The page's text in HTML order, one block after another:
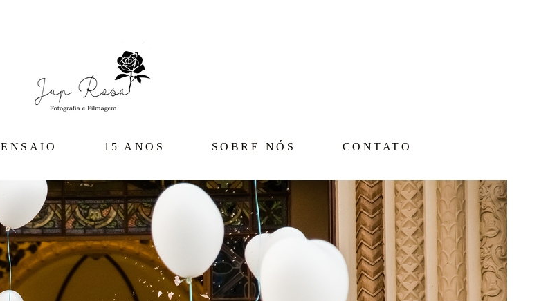
ENSAIO 15 ANOS SOBRE NÓS CONTATO